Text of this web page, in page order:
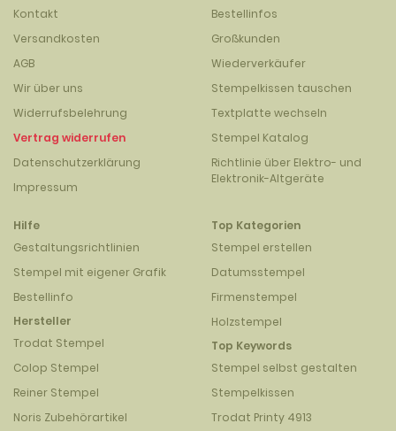
Kontakt
Versandkosten
AGB
Wir über uns
Widerrufsbelehrung
Vertrag widerrufen
Datenschutzerklärung
Impressum
Bestellinfos
Großkunden
Wiederverkäufer
Stempelkissen tauschen
Textplatte wechseln
Stempel Katalog
Richtlinie über Elektro- und
Elektronik-Altgeräte
Hilfe
Gestaltungsrichtlinien
Stempel mit eigener Grafik
Bestellinfo
Hersteller
Trodat Stempel
Colop Stempel
Reiner Stempel
Noris Zubehörartikel
Top Kategorien
Stempel erstellen
Datumsstempel
Firmenstempel
Holzstempel
Top Keywords
Stempel selbst gestalten
Stempelkissen
Trodat Printy 4913